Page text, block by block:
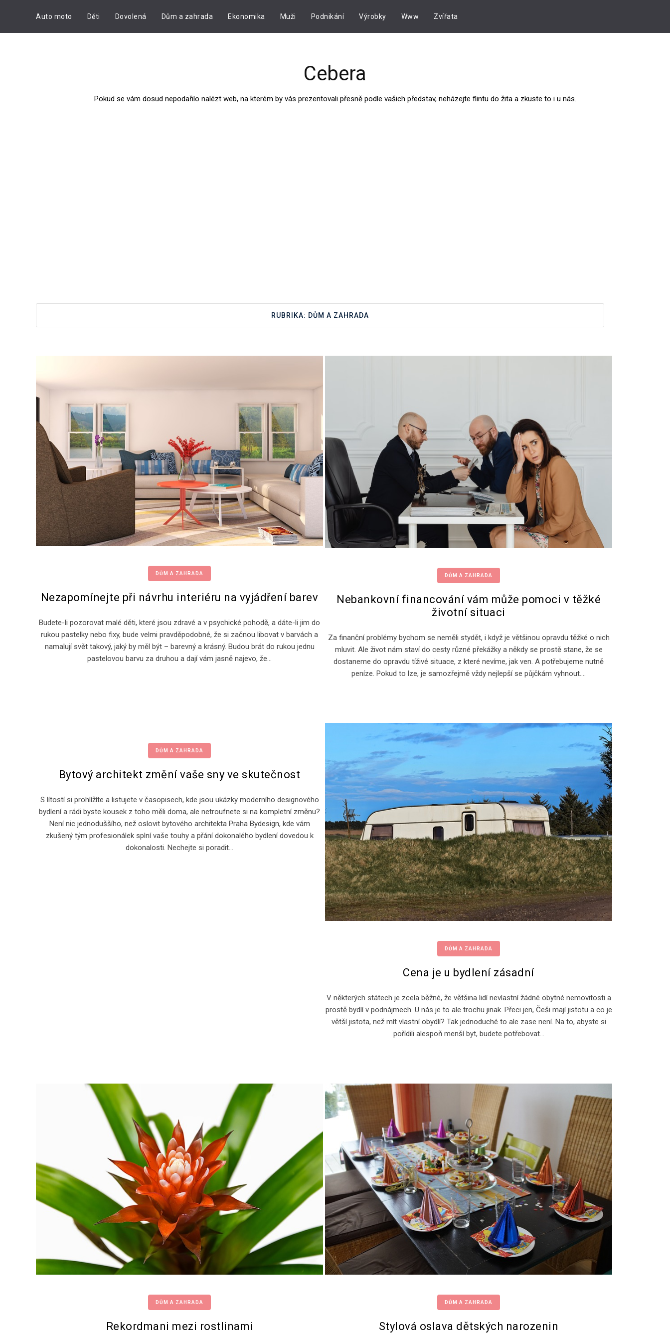
Auto moto Děti Dovolená Dům a zahrada Ekonomika Muži Podnikání Výrobky Www Zvířata
Cebera
Pokud se vám dosud nepodařilo nalézt web, na kterém by vás prezentovali přesně podle vašich představ, neházejte flintu do žita a zkuste to i u nás.
RUBRIKA: DŮM A ZAHRADA
DŮM A ZAHRADA
Nezapomínejte při návrhu interiéru na vyjádření barev
Budete-li pozorovat malé děti, které jsou zdravé a v psychické pohodě, a dáte-li jim do
rukou pastelky nebo fixy, bude velmi pravděpodobné, že si začnou libovat v barvách a
namalují svět takový, jaký by měl být – barevný a krásný. Budou brát do rukou jednu
pastelovou barvu za druhou a dají vám jasně najevo, že…
DŮM A ZAHRADA
Nebankovní financování vám může pomoci v těžké
životní situaci
Za finanční problémy bychom se neměli stydět, i když je většinou opravdu těžké o nich
mluvit. Ale život nám staví do cesty různé překážky a někdy se prostě stane, že se
dostaneme do opravdu tíživé situace, z které nevíme, jak ven. A potřebujeme nutně
peníze. Pokud to lze, je samozřejmě vždy nejlepší se půjčkám vyhnout….
DŮM A ZAHRADA
Bytový architekt změní vaše sny ve skutečnost
S lítostí si prohlížíte a listujete v časopisech, kde jsou ukázky moderního designového
bydlení a rádi byste kousek z toho měli doma, ale netroufnete si na kompletní změnu?
Není nic jednoduššího, než oslovit bytového architekta Praha Bydesign, kde vám
zkušený tým profesionálek splní vaše touhy a přání dokonalého bydlení dovedou k
dokonalosti. Nechejte si poradit…
DŮM A ZAHRADA
Cena je u bydlení zásadní
V některých státech je zcela běžné, že většina lidí nevlastní žádné obytné nemovitosti a
prostě bydlí v podnájmech. U nás je to ale trochu jinak. Přeci jen, Češi mají jistotu a co je
větší jistota, než mít vlastní obydlí? Tak jednoduché to ale zase není. Na to, abyste si
pořídili alespoň menší byt, budete potřebovat…
DŮM A ZAHRADA
Rekordmani mezi rostlinami
DŮM A ZAHRADA
Stylová oslava dětských narozenin